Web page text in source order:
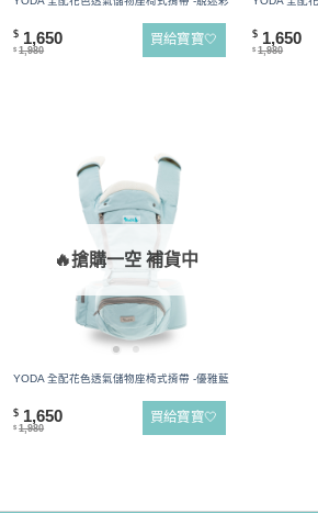
$ 1,650
$ 1,980
買給寶寶🤍 $ 1,650
$ 1,980
🔥搶購一空 補貨中
YODA 全配花色透氣儲物座椅式揹帶 -優雅藍
$ 1,650
$ 1,980
買給寶寶🤍